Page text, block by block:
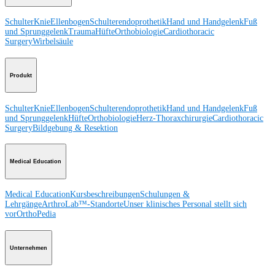
SchulterKnieEllenbogenSchulterendoprothetikHand und HandgelenkFuß
und SprunggelenkTraumaHüfteOrthobiologieCardiothoracic
SurgeryWirbelsäule
Produkt
SchulterKnieEllenbogenSchulterendoprothetikHand und HandgelenkFuß
und SprunggelenkHüfteOrthobiologieHerz-ThoraxchirurgieCardiothoracic
SurgeryBildgebung & Resektion
Medical Education
Medical EducationKursbeschreibungenSchulungen &
LehrgängeArthroLab™-StandorteUnser klinisches Personal stellt sich
vorOrthoPedia
Unternehmen